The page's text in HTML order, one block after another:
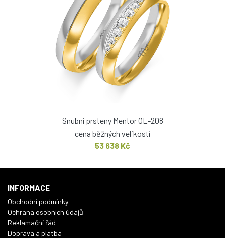
Snubní prsteny Mentor OE-208
cena běžných velikostí
53 638 Kč
INFORMACE
Obchodní podmínky
Ochrana osobních údajů
Reklamační řád
Doprava a platba